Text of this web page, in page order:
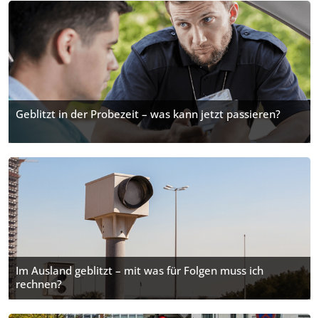
Geblitzt in der Probezeit – was kann jetzt passieren?
Im Ausland geblitzt – mit was für Folgen muss ich
rechnen?